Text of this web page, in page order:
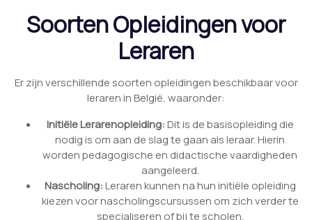
Soorten Opleidingen voor
Leraren
Er zijn verschillende soorten opleidingen beschikbaar voor
leraren in België, waaronder:
Initiële Lerarenopleiding:Dit is de basisopleiding die
nodig is om aan de slag te gaan als leraar. Hierin
worden pedagogische en didactische vaardigheden
aangeleerd.
Nascholing:Leraren kunnen na hun initiële opleiding
kiezen voor nascholingscursussen om zich verder te
specialiseren of bij te scholen.